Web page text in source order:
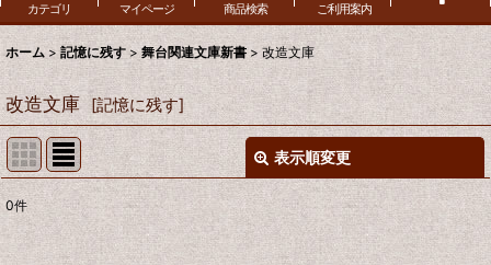
カテゴリ マイページ 商品検索 ご利用案内
ホーム > 記憶に残す > 舞台関連文庫新書 > 改造文庫
改造文庫 [記憶に残す]
表示順変更
表示数 :
0件